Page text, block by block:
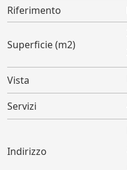
Riferimento
Superficie (m2)
Vista
Servizi
Indirizzo